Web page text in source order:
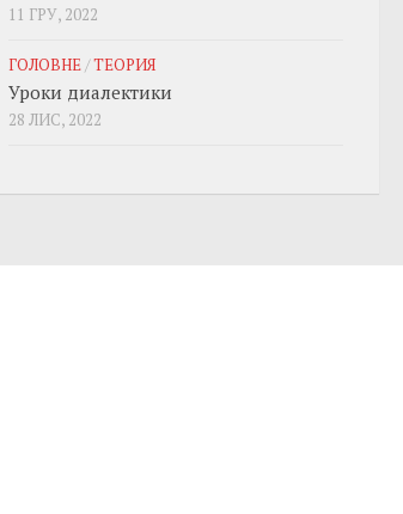
11 ГРУ, 2022
ГОЛОВНЕ/ТЕОРИЯ
Уроки диалектики
28 ЛИС, 2022